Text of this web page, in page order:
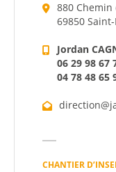
880
69850
Jordan
06 29 98 67
04 78 48 65
CHANTIER